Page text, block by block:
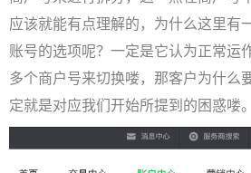
应该就能有点理解的，为什么这里有
账号的选项呢？一定是它认为正常运
多个商户号来切换喽，那客户为什么
定就是对应我们开始所提到的困惑喽。